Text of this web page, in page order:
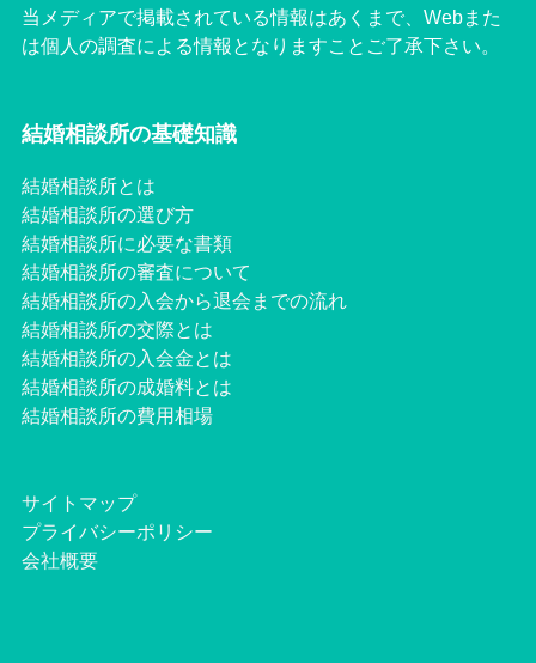
当メディアで掲載されている情報はあくまで、Webまた
は個人の調査による情報となりますことご了承下さい。
結婚相談所の基礎知識
結婚相談所とは
結婚相談所の選び方
結婚相談所に必要な書類
結婚相談所の審査について
結婚相談所の入会から退会までの流れ
結婚相談所の交際とは
結婚相談所の入会金とは
結婚相談所の成婚料とは
結婚相談所の費用相場
サイトマップ
プライバシーポリシー
会社概要